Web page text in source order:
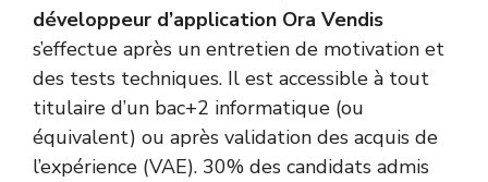
développeur d’application Ora Vendis
s’effectue après un entretien de motivation et
des tests techniques. Il est accessible à tout
titulaire d’un bac+2 informatique (ou
équivalent) ou après validation des acquis de
l’expérience (VAE). 30% des candidats admis